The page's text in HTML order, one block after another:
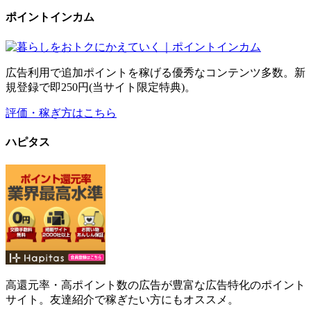
ポイントインカム
広告利用で追加ポイントを稼げる優秀なコンテンツ多数。新
規登録で即250円(当サイト限定特典)。
評価・稼ぎ方はこちら
ハピタス
高還元率・高ポイント数の広告が豊富な広告特化のポイント
サイト。友達紹介で稼ぎたい方にもオススメ。